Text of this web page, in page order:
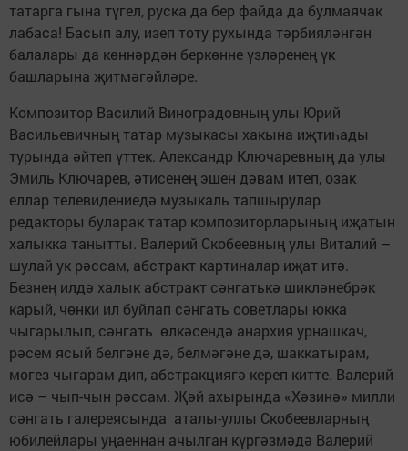
татарга гына түгел, руска да бер файда да булмаячак
лабаса! Басып алу, изеп тоту рухында тәрбияләнгән
балалары да көннәрдән беркөнне үзләренең үк
башларына җитмәгәйләре.
Композитор Василий Виноградовның улы Юрий
Васильевичның татар музыкасы хакына иҗтиһады
турында әйтеп үттек. Александр Ключаревның да улы
Эмиль Ключарев, әтисенең эшен дәвам итеп, озак
еллар телевидениедә музыкаль тапшырулар
редакторы буларак татар композиторларының иҗатын
халыкка танытты. Валерий Скобеевның улы Виталий –
шулай ук рәссам, абстракт картиналар иҗат итә.
Безнең илдә халык абстракт сәнгатькә шикләнебрәк
карый, чөнки ил буйлап сәнгать советлары юкка
чыгарылып, сәнгать өлкәсендә анархия урнашкач,
рәсем ясый белгәне дә, белмәгәне дә, шаккатырам,
мөгез чыгарам дип, абстракциягә кереп китте. Валерий
исә – чып-чын рәссам. Җәй ахырында «Хәзинә» милли
сәнгать галереясында аталы-уллы Скобеевларның
юбилейлары уңаеннан ачылган күргәзмәдә Валерий